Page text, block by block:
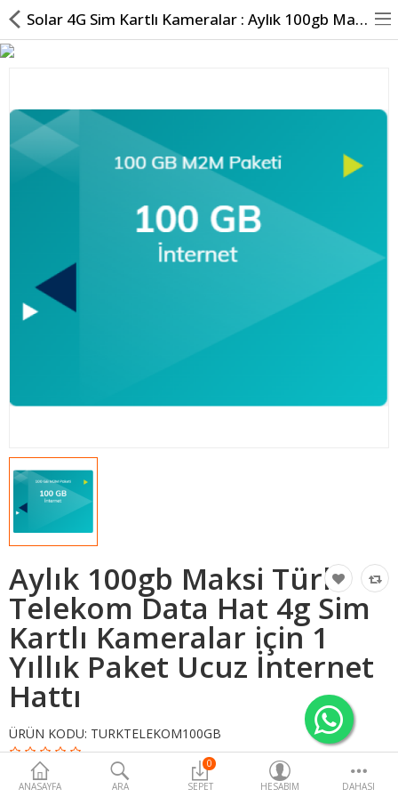
Hesabım
Kameralar
Bilgi Sayfaları
ANASAYFA ARA
0
SEPET
HESABIM DAHASI
Solar 4G Sim Kartlı Kameralar : Aylık 100gb Maksi Türk ...
Aylık 100gb Maksi Türk
Telekom Data Hat 4g Sim
Kartlı Kameralar için 1
Yıllık Paket Ucuz İnternet
Hattı
ÜRÜN KODU: TURKTELEKOM100GB
3.500,00TL